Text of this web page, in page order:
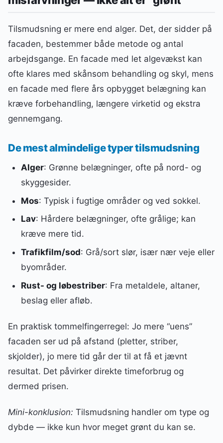
Tilsmudsning er mere end alger. Det, der sidder på
facaden, bestemmer både metode og antal
arbejdsgange. En facade med let algevækst kan
ofte klares med skånsom behandling og skyl, mens
en facade med flere års opbygget belægning kan
kræve forbehandling, længere virketid og ekstra
gennemgang.
De mest almindelige typer tilsmudsning
Alger: Grønne belægninger, ofte på nord- og
skyggesider.
Mos: Typisk i fugtige områder og ved sokkel.
Lav: Hårdere belægninger, ofte grålige; kan
kræve mere tid.
Trafikfilm/sod: Grå/sort slør, især nær veje eller
byområder.
Rust- og løbestriber: Fra metaldele, altaner,
beslag eller afløb.
En praktisk tommelfingerregel: Jo mere “uens”
facaden ser ud på afstand (pletter, striber,
skjolder), jo mere tid går der til at få et jævnt
resultat. Det påvirker direkte timeforbrug og
dermed prisen.
Mini-konklusion: Tilsmudsning handler om type og
dybde — ikke kun hvor meget grønt du kan se.